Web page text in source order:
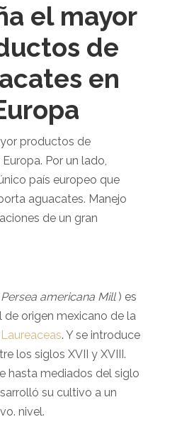
el mayor
de
en
productos de
Por un lado,
país europeo que
aguacates. Manejo
de un gran
Persea americana Mill) es
de origen mexicano de la
Laureaceas. Y se introduce
los siglos XVII y XVIII.
hasta mediados del siglo
su cultivo a un
nivel.